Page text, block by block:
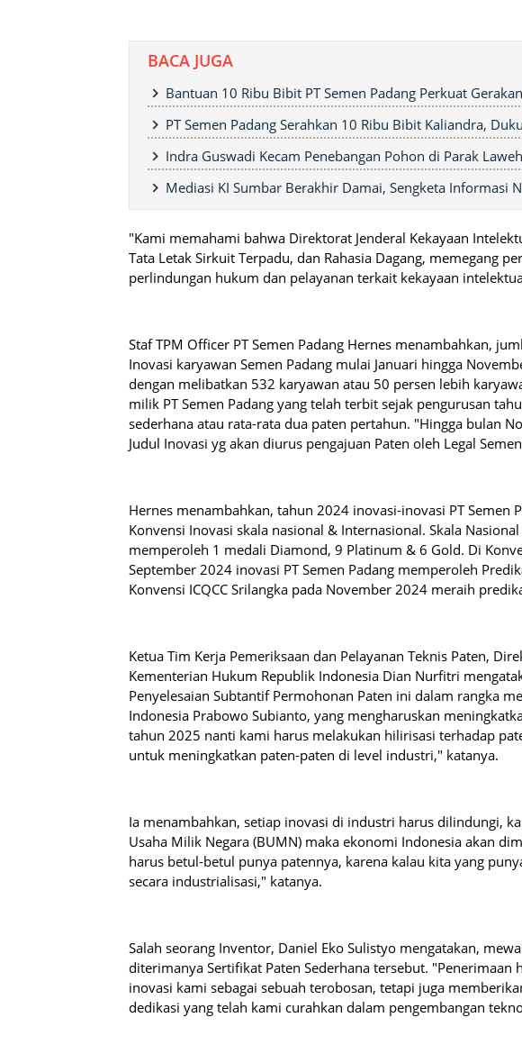
BACA JUGA
Bantuan 10 Ribu Bibit PT Semen Padang Perkuat
PT Semen Padang Serahkan 10 Ribu Bibit Kaliandra,
Indra Guswadi Kecam Penebangan Pohon di Parak
Mediasi KI Sumbar Berakhir Damai, Sengketa Informasi
"Kami memahami bahwa Direktorat Jenderal Kekayaan
Tata Letak Sirkuit Terpadu, dan Rahasia Dagang, memegang
perlindungan hukum dan pelayanan terkait kekayaan
Staf TPM Officer PT Semen Padang Hernes menambahkan,
Inovasi karyawan Semen Padang mulai Januari hingga
dengan melibatkan 532 karyawan atau 50 persen lebih
milik PT Semen Padang yang telah terbit sejak pengurusan
sederhana atau rata-rata dua paten pertahun. "Hingga bulan
Judul Inovasi yg akan diurus pengajuan Paten oleh Legal
Hernes menambahkan, tahun 2024 inovasi-inovasi PT Semen
Konvensi Inovasi skala nasional & Internasional. Skala
memperoleh 1 medali Diamond, 9 Platinum & 6 Gold. Di
September 2024 inovasi PT Semen Padang memperoleh
Konvensi ICQCC Srilangka pada November 2024 meraih
Ketua Tim Kerja Pemeriksaan dan Pelayanan Teknis Paten,
Kementerian Hukum Republik Indonesia Dian Nurfitri
Penyelesaian Subtantif Permohonan Paten ini dalam rangka
Indonesia Prabowo Subianto, yang mengharuskan
tahun 2025 nanti kami harus melakukan hilirisasi terhadap
untuk meningkatkan paten-paten di level industri," katanya.
Ia menambahkan, setiap inovasi di industri harus dilindungi,
Usaha Milik Negara (BUMN) maka ekonomi Indonesia akan
harus betul-betul punya patennya, karena kalau kita yang
secara industrialisasi," katanya.
Salah seorang Inventor, Daniel Eko Sulistyo mengatakan,
diterimanya Sertifikat Paten Sederhana tersebut.
inovasi kami sebagai sebuah terobosan, tetapi juga
dedikasi yang telah kami curahkan dalam pengembangan